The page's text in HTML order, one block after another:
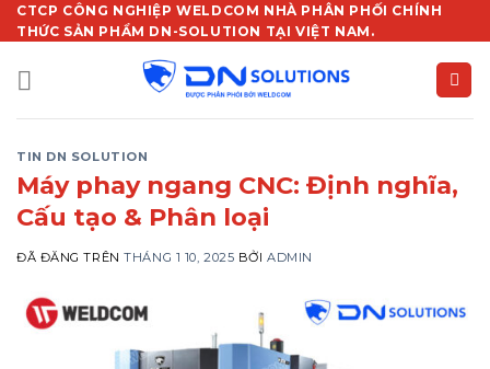
Chuyển
đến
nội
dung
CTCP CÔNG NGHIỆP WELDCOM NHÀ PHÂN PHỐI CHÍNH
THỨC SẢN PHẨM DN-SOLUTION TẠI VIỆT NAM.
TIN DN SOLUTION
Máy phay ngang CNC: Định nghĩa,
Cấu tạo & Phân loại
ĐÃ ĐĂNG TRÊNTHÁNG 1 10, 2025 BỞIADMIN